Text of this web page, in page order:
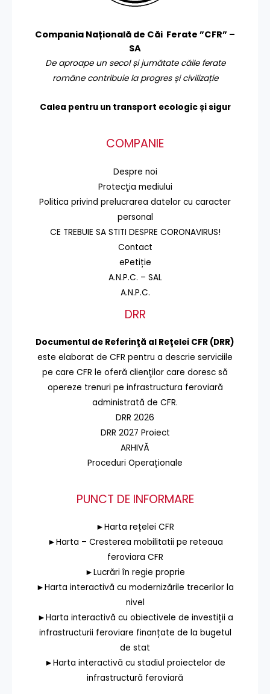
Compania Națională de Căi Ferate ”CFR” –
SA
De aproape un secol și jumătate căile ferate
române contribuie la progres și civilizație
Calea pentru un transport ecologic și sigur
COMPANIE
Despre noi
Protecţia mediului
Politica privind prelucrarea datelor cu caracter
personal
CE TREBUIE SA STITI DESPRE CORONAVIRUS!
Contact
ePetiție
A.N.P.C. – SAL
A.N.P.C.
DRR
Documentul de Referinţă al Reţelei CFR (DRR)
este elaborat de CFR pentru a descrie serviciile
pe care CFR le oferă clienţilor care doresc să
opereze trenuri pe infrastructura feroviară
administrată de CFR.
DRR 2026
DRR 2027 Proiect
ARHIVĂ
Proceduri Operaționale
PUNCT DE INFORMARE
►Harta rețelei CFR
►Harta – Cresterea mobilitatii pe reteaua
feroviara CFR
►Lucrări în regie proprie
►Harta interactivă cu modernizările trecerilor la
nivel
►Harta interactivă cu obiectivele de investiții a
infrastructurii feroviare finanțate de la bugetul
de stat
►Harta interactivă cu stadiul proiectelor de
infrastructură feroviară